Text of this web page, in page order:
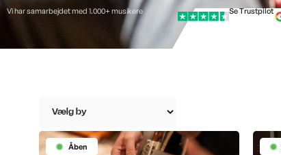
Vi har samarbejdet med 1.000+ musikere Se Trustpilot
Åben